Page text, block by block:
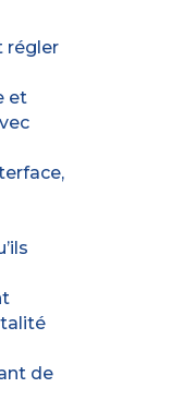
régler
et
de